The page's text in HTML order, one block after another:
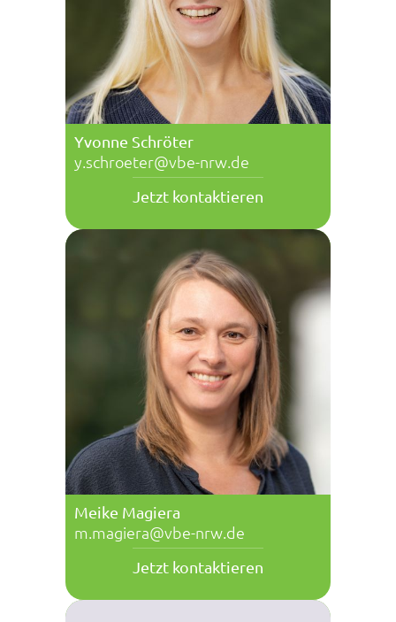
Yvonne Schröter
y.schroeter@vbe-nrw.de
Jetzt kontaktieren
Meike Magiera
m.magiera@vbe-nrw.de
Jetzt kontaktieren